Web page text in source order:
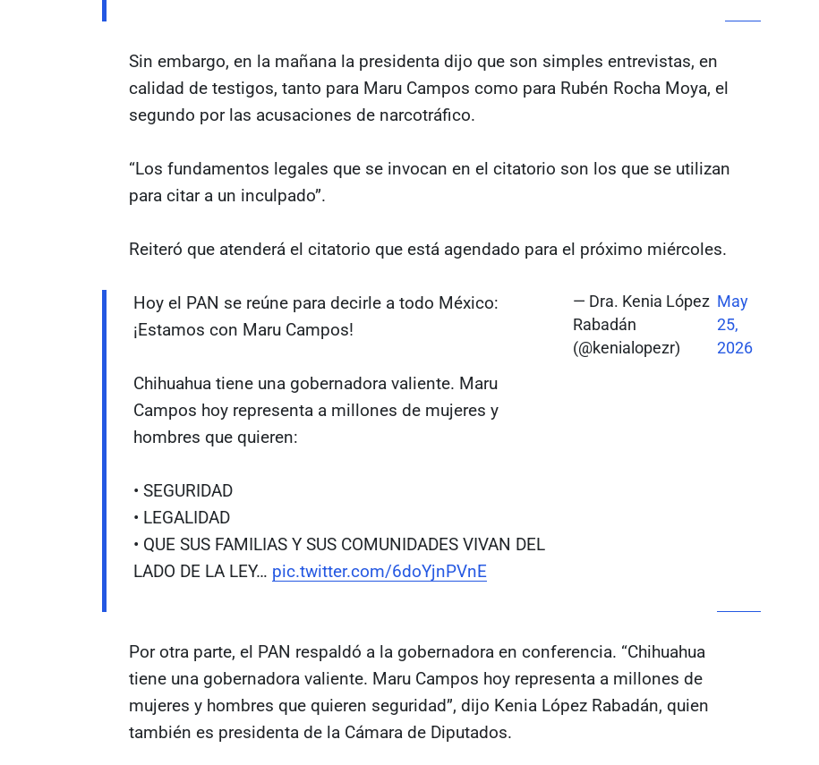
Sin embargo, en la mañana la presidenta dijo que son simples entrevistas, en
calidad de testigos, tanto para Maru Campos como para Rubén Rocha Moya, el
segundo por las acusaciones de narcotráfico.
“Los fundamentos legales que se invocan en el citatorio son los que se utilizan
para citar a un inculpado”.
Reiteró que atenderá el citatorio que está agendado para el próximo miércoles.
Hoy el PAN se reúne para decirle a todo México:
¡Estamos con Maru Campos!
Chihuahua tiene una gobernadora valiente. Maru
Campos hoy representa a millones de mujeres y
hombres que quieren:
• SEGURIDAD
• LEGALIDAD
• QUE SUS FAMILIAS Y SUS COMUNIDADES VIVAN DEL
LADO DE LA LEY… pic.twitter.com/6doYjnPVnE
— Dra. Kenia López
Rabadán
(@kenialopezr)
May
25,
2026
Por otra parte, el PAN respaldó a la gobernadora en conferencia. “Chihuahua
tiene una gobernadora valiente. Maru Campos hoy representa a millones de
mujeres y hombres que quieren seguridad”, dijo Kenia López Rabadán, quien
también es presidenta de la Cámara de Diputados.